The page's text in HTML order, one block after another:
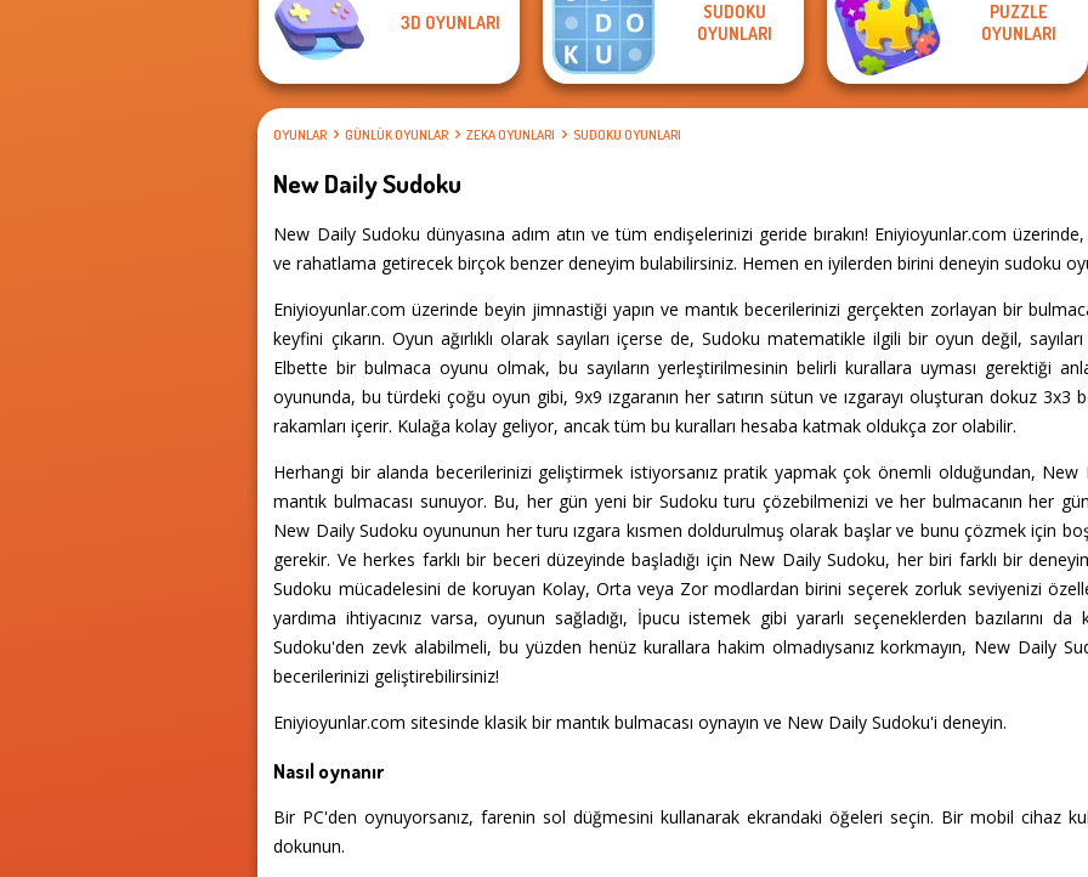
3D OYUNLARI
SUDOKU
OYUNLARI
PUZZLE
OYUNLARI
OYUNLAR GÜNLÜK OYUNLAR ZEKA OYUNLARI SUDOKU OYUNLARI
New Daily Sudoku
New Daily Sudoku dünyasına adım atın ve tüm endişelerinizi geride bırakın! Eniyioyunlar.com
ve rahatlama getirecek birçok benzer deneyim bulabilirsiniz. Hemen en iyilerden birini deneyin sudoku
Eniyioyunlar.com üzerinde beyin jimnastiği yapın ve mantık becerilerinizi gerçekten zorlayan bir
keyfini çıkarın. Oyun ağırlıklı olarak sayıları içerse de, Sudoku matematikle ilgili bir oyun değil,
Elbette bir bulmaca oyunu olmak, bu sayıların yerleştirilmesinin belirli kurallara uyması gerektiği
oyununda, bu türdeki çoğu oyun gibi, 9x9 ızgaranın her satırın sütun ve ızgarayı oluşturan dokuz 3x3
rakamları içerir. Kulağa kolay geliyor, ancak tüm bu kuralları hesaba katmak oldukça zor olabilir.
Herhangi bir alanda becerilerinizi geliştirmek istiyorsanız pratik yapmak çok önemli olduğundan,
mantık bulmacası sunuyor. Bu, her gün yeni bir Sudoku turu çözebilmenizi ve her bulmacanın her
New Daily Sudoku oyununun her turu ızgara kısmen doldurulmuş olarak başlar ve bunu çözmek için
gerekir. Ve herkes farklı bir beceri düzeyinde başladığı için New Daily Sudoku, her biri farklı bir
Sudoku mücadelesini de koruyan Kolay, Orta veya Zor modlardan birini seçerek zorluk seviyenizi
yardıma ihtiyacınız varsa, oyunun sağladığı, İpucu istemek gibi yararlı seçeneklerden bazılarını
Sudoku'den zevk alabilmeli, bu yüzden henüz kurallara hakim olmadıysanız korkmayın, New Daily
becerilerinizi geliştirebilirsiniz!
Eniyioyunlar.com sitesinde klasik bir mantık bulmacası oynayın ve New Daily Sudoku'i deneyin.
Nasıl oynanır
Bir PC'den oynuyorsanız, farenin sol düğmesini kullanarak ekrandaki öğeleri seçin. Bir mobil cihaz
dokunun.